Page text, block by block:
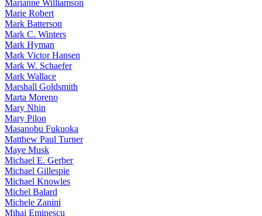
Marianne Williamson
Marie Robert
Mark Batterson
Mark C. Winters
Mark Hyman
Mark Victor Hansen
Mark W. Schaefer
Mark Wallace
Marshall Goldsmith
Marta Moreno
Mary Nhin
Mary Pilon
Masanobu Fukuoka
Matthew Paul Turner
Maye Musk
Michael E. Gerber
Michael Gillespie
Michael Knowles
Michel Balard
Michele Zanini
Mihai Eminescu